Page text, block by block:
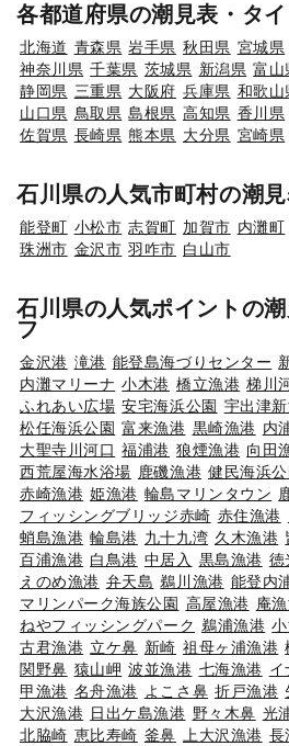
各都道府県の潮見表・タ
北海道 青森県 岩手県 秋田県 宮城県
神奈川県 千葉県 茨城県 新潟県 富山
静岡県 三重県 大阪府 兵庫県 和歌山
山口県 鳥取県 島根県 高知県 香川県
佐賀県 長崎県 熊本県 大分県 宮崎県
石川県の人気市町村の潮
能登町 小松市 志賀町 加賀市 内灘町
珠洲市 金沢市 羽咋市 白山市
石川県の人気ポイントの
フ
金沢港 滝港 能登島海づりセンター
内灘マリーナ 小木港 橋立漁港 梯川
ふれあい広場 安宅海浜公園 宇出津
松任海浜公園 富来漁港 黒崎漁港 内
大聖寺川河口 福浦港 狼煙漁港 向田
西荒屋海水浴場 鹿磯漁港 健民海浜
赤崎漁港 姫漁港 輪島マリンタウン
フィッシングブリッジ赤崎 赤住漁港
蛸島漁港 輪島港 九十九湾 久木漁港
百浦漁港 白鳥港 中居入 黒島漁港 徳
えのめ漁港 弁天島 鵜川漁港 能登内
マリンパーク海族公園 高屋漁港 庵
ねやフィッシングパーク 鵜浦漁港
古君漁港 立ケ鼻 新崎 祖母ヶ浦漁港
関野鼻 猿山岬 波並漁港 七海漁港 イ
甲漁港 名舟漁港 よこさ鼻 折戸漁港
大沢漁港 日出ケ島漁港 野々木鼻 光
北脇崎 恵比寿崎 釜鼻 上大沢漁港 長